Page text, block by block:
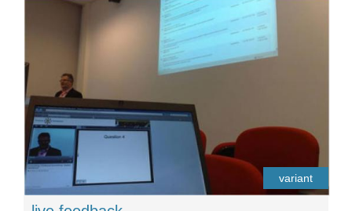
variant